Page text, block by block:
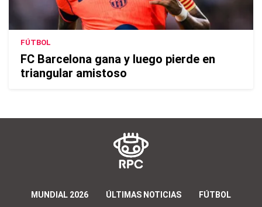
FÚTBOL
FC Barcelona gana y luego pierde en
triangular amistoso
MUNDIAL 2026 ÚLTIMAS NOTICIAS FÚTBOL